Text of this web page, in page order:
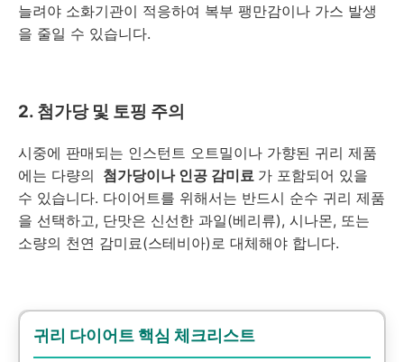
늘려야 소화기관이 적응하여 복부 팽만감이나 가스 발생
을 줄일 수 있습니다.
2. 첨가당 및 토핑 주의
시중에 판매되는 인스턴트 오트밀이나 가향된 귀리 제품
에는 다량의 첨가당이나 인공 감미료 가 포함되어 있을
수 있습니다. 다이어트를 위해서는 반드시 순수 귀리 제품
을 선택하고, 단맛은 신선한 과일(베리류), 시나몬, 또는
소량의 천연 감미료(스테비아)로 대체해야 합니다.
귀리 다이어트 핵심 체크리스트